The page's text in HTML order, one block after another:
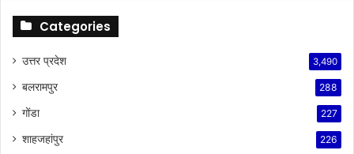
Categories
उत्तर प्रदेश 3,490
बलरामपुर 288
गोंडा 227
शाहजहांपुर 226